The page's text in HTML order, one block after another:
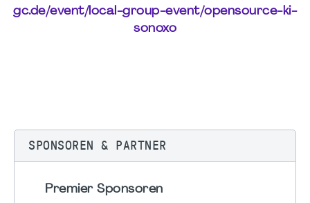
gc.de/event/local-group-event/opensource-ki-
sonoxo
SPONSOREN & PARTNER
Premier Sponsoren